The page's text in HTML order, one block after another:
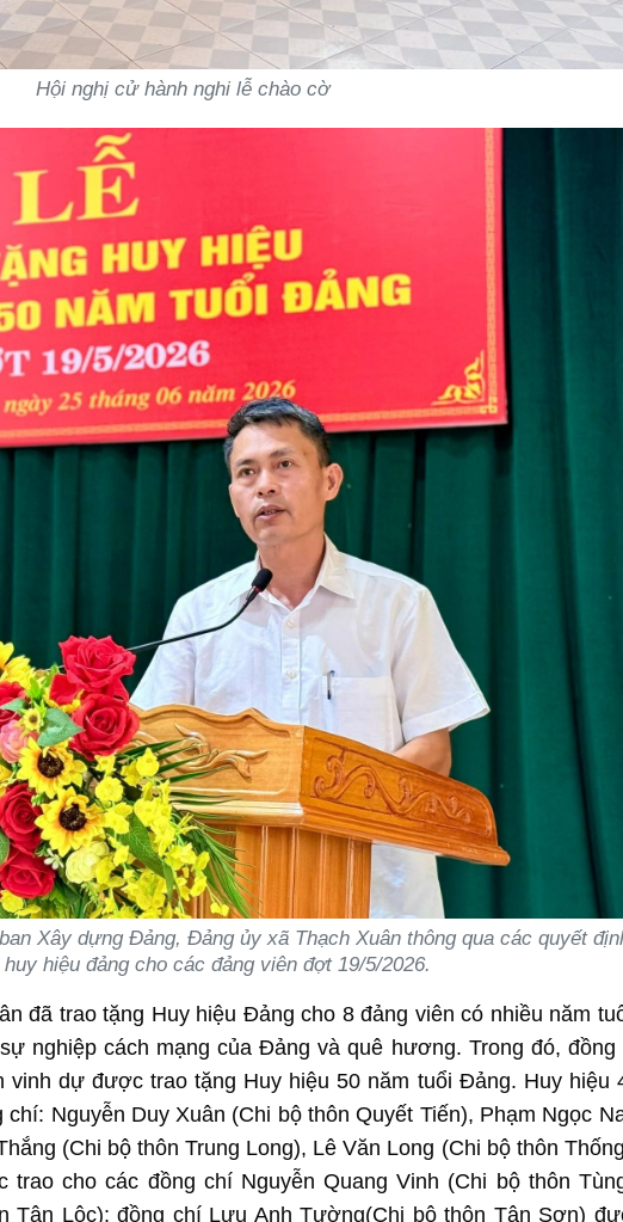
Hội nghị cử hành nghi lễ chào cờ
Xây dựng Đảng, Đảng ủy xã Thạch Xuân thông qua các quyết
hiệu đảng cho các đảng viên đợt 19/5/2026.
đã trao tặng Huy hiệu Đảng cho 8 đảng viên có nhiều năm
nghiệp cách mạng của Đảng và quê hương. Trong đó, đồng
vinh dự được trao tặng Huy hiệu 50 năm tuổi Đảng. Huy hiệu
Nguyễn Duy Xuân (Chi bộ thôn Quyết Tiến), Phạm Ngọc
(Chi bộ thôn Trung Long), Lê Văn Long (Chi bộ thôn
cho các đồng chí Nguyễn Quang Vinh (Chi bộ thôn
Tân Lộc); đồng chí Lưu Anh Tường(Chi bộ thôn Tân Sơn)